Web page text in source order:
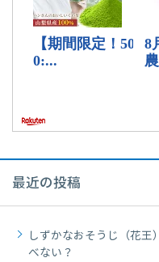
最近の投稿
しずかなおそうじ（花
べない？